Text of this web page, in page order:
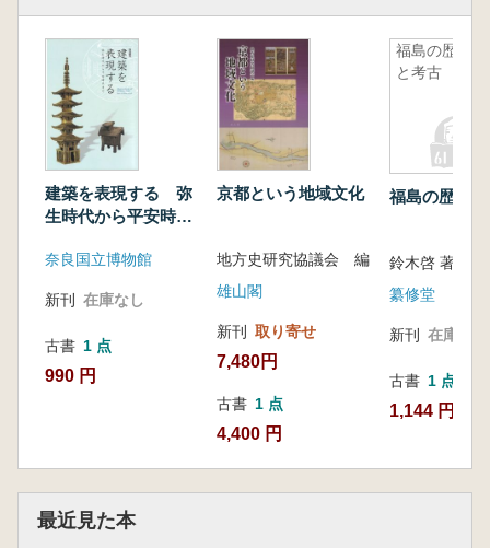
建築を表現する 弥
生時代から平安時代
奈良国立博物館
新刊 在庫なし
古書 1 点
990 円
京都という地域文化
地方史研究協議会 編
雄山閣
新刊 取り寄せ
7,480円
古書 1 点
4,400 円
福島の歴史
と考古
福島の歴史
鈴木啓 著
纂修堂
新刊 在庫なし
古書 1 点
1,144 円
最近見た本